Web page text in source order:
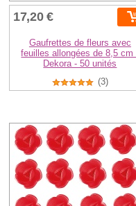
17,20 €
Gaufrettes de fleurs avec
feuilles allongées de 8,5 cm
Dekora - 50 unités
(3)